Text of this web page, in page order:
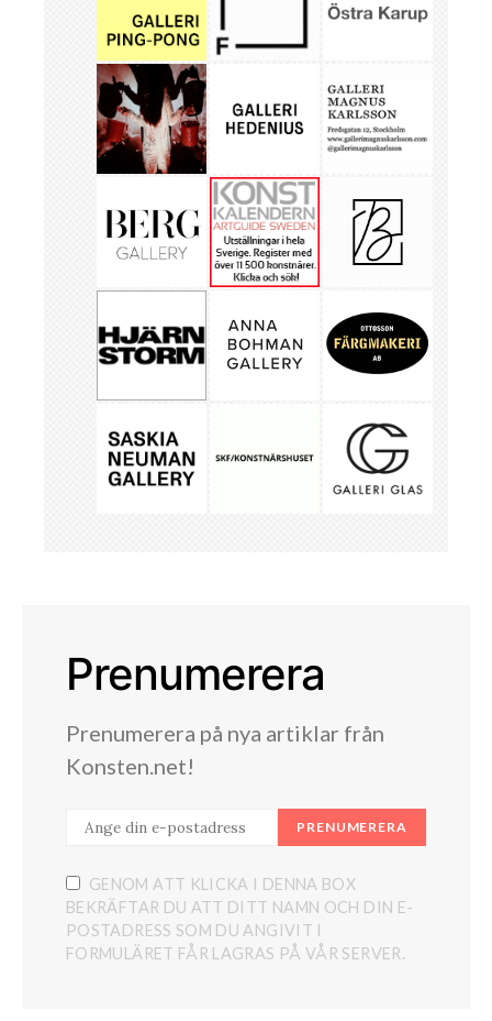
Prenumerera
Prenumerera på nya artiklar från
Konsten.net!
PRENUMERERA
GENOM ATT KLICKA I DENNA BOX
BEKRÄFTAR DU ATT DITT NAMN OCH DIN E-
POSTADRESS SOM DU ANGIVIT I
FORMULÄRET FÅR LAGRAS PÅ VÅR SERVER.